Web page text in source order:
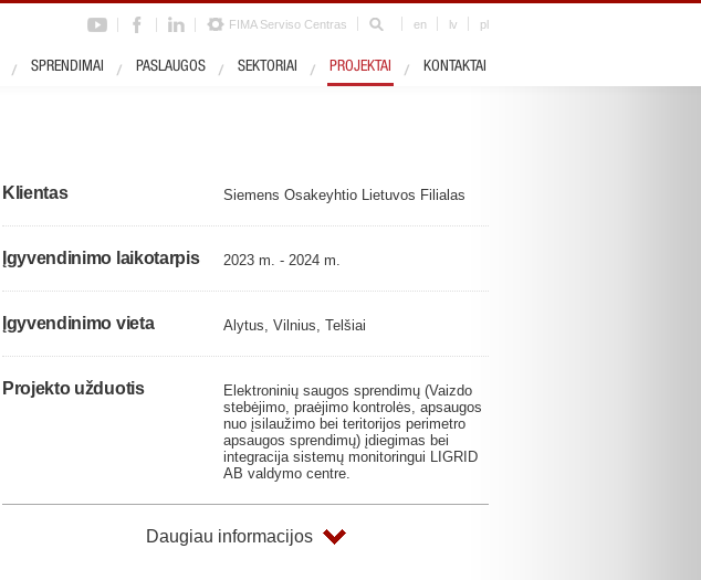
FIMA Serviso Centras en lv pl
SPRENDIMAI PASLAUGOS SEKTORIAI PROJEKTAI KONTAKTAI
Sektorius Gynyba ir apsauga
Klientas Siemens Osakeyhtio Lietuvos Filialas
Įgyvendinimo laikotarpis 2023 m. - 2024 m.
Įgyvendinimo vieta Alytus, Vilnius, Telšiai
Projekto užduotis
Elektroninių saugos sprendimų (Vaizdo
stebėjimo, praėjimo kontrolės, apsaugos
nuo įsilaužimo bei teritorijos perimetro
apsaugos sprendimų) įdiegimas bei
integracija sistemų monitoringui LIGRID
AB valdymo centre.
Daugiau informacijos